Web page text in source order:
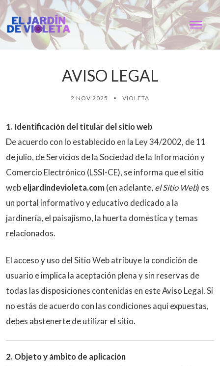
AVISO LEGAL
2 NOV 2025 • VIOLETA
1. Identificación del titular del sitio web
De acuerdo con lo establecido en la Ley 34/2002, de 11
de julio, de Servicios de la Sociedad de la Información y
Comercio Electrónico (LSSI-CE), se informa que el sitio
webeljardindevioleta.com(en adelante, el Sitio Web) es
un portal informativo y educativo dedicado a la
jardinería, el paisajismo, la huerta doméstica y temas
relacionados.
El acceso y uso del Sitio Web atribuye la condición de
usuario e implica la aceptación plena y sin reservas de
todas las disposiciones contenidas en este Aviso Legal. Si
no estás de acuerdo con las condiciones aquí expuestas,
debes abstenerte de utilizar el sitio.
2. Objeto y ámbito de aplicación